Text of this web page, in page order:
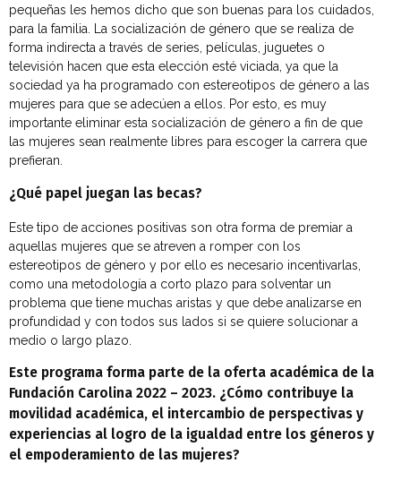
pequeñas les hemos dicho que son buenas para los cuidados,
para la familia. La socialización de género que se realiza de
forma indirecta a través de series, películas, juguetes o
televisión hacen que esta elección esté viciada, ya que la
sociedad ya ha programado con estereotipos de género a las
mujeres para que se adecúen a ellos. Por esto, es muy
importante eliminar esta socialización de género a fin de que
las mujeres sean realmente libres para escoger la carrera que
prefieran.
¿Qué papel juegan las becas?
Este tipo de acciones positivas son otra forma de premiar a
aquellas mujeres que se atreven a romper con los
estereotipos de género y por ello es necesario incentivarlas,
como una metodología a corto plazo para solventar un
problema que tiene muchas aristas y que debe analizarse en
profundidad y con todos sus lados si se quiere solucionar a
medio o largo plazo.
Este programa forma parte de la oferta académica de la
Fundación Carolina 2022 – 2023. ¿Cómo contribuye la
movilidad académica, el intercambio de perspectivas y
experiencias al logro de la igualdad entre los géneros y
el empoderamiento de las mujeres?